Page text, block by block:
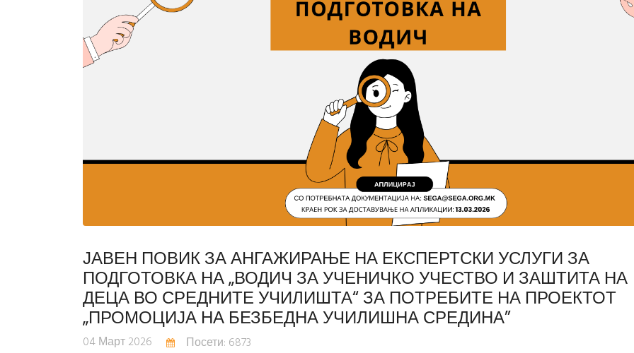
ЈАВЕН ПОВИК ЗА АНГАЖИРАЊЕ НА ЕКСПЕРТСКИ УСЛУГИ ЗА
ПОДГОТОВКА НА „ВОДИЧ ЗА УЧЕНИЧКО УЧЕСТВО И ЗАШТИТА НА
ДЕЦА ВО СРЕДНИТЕ УЧИЛИШТА“ ЗА ПОТРЕБИТЕ НА ПРОЕКТОТ
„ПРОМОЦИЈА НА БЕЗБЕДНА УЧИЛИШНА СРЕДИНА”
04 Март 2026
Посети: 6873